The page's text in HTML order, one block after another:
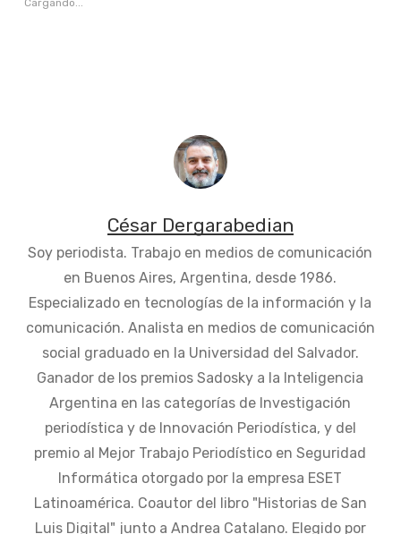
Cargando...
César Dergarabedian
Soy periodista. Trabajo en medios de comunicación
en Buenos Aires, Argentina, desde 1986.
Especializado en tecnologías de la información y la
comunicación. Analista en medios de comunicación
social graduado en la Universidad del Salvador.
Ganador de los premios Sadosky a la Inteligencia
Argentina en las categorías de Investigación
periodística y de Innovación Periodística, y del
premio al Mejor Trabajo Periodístico en Seguridad
Informática otorgado por la empresa ESET
Latinoamérica. Coautor del libro "Historias de San
Luis Digital" junto a Andrea Catalano. Elegido por